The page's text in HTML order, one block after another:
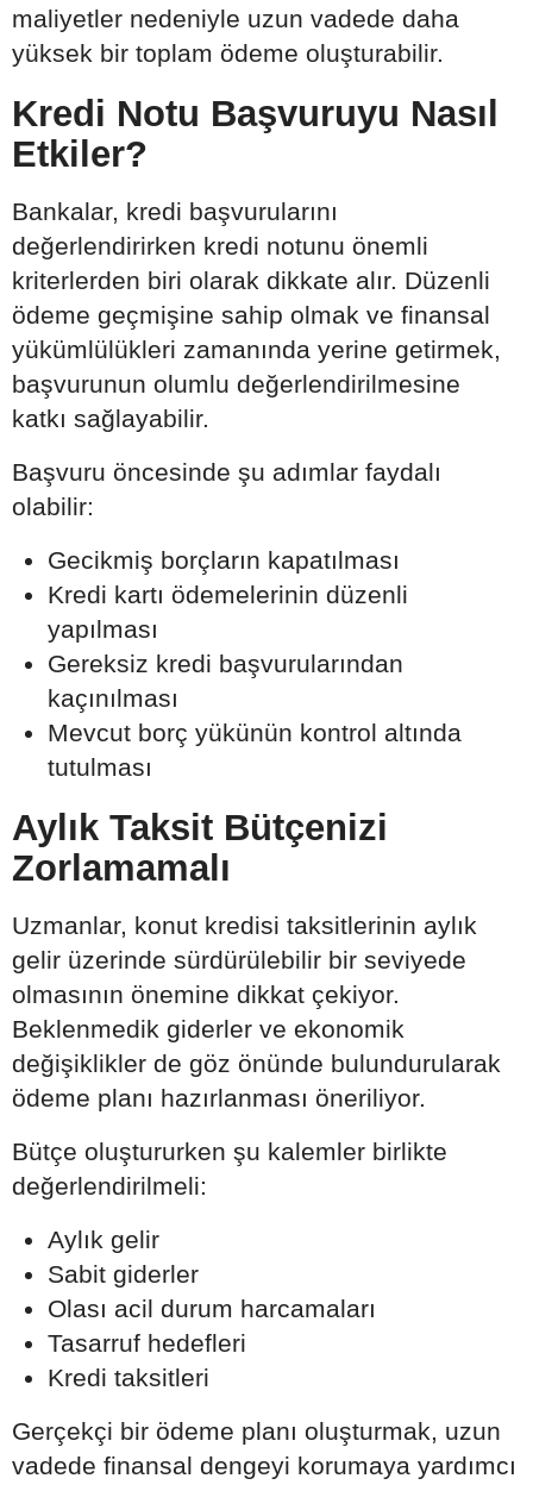
maliyetler nedeniyle uzun vadede daha
yüksek bir toplam ödeme oluşturabilir.
Kredi Notu Başvuruyu Nasıl
Etkiler?
Bankalar, kredi başvurularını
değerlendirirken kredi notunu önemli
kriterlerden biri olarak dikkate alır. Düzenli
ödeme geçmişine sahip olmak ve finansal
yükümlülükleri zamanında yerine getirmek,
başvurunun olumlu değerlendirilmesine
katkı sağlayabilir.
Başvuru öncesinde şu adımlar faydalı
olabilir:
Gecikmiş borçların kapatılması
Kredi kartı ödemelerinin düzenli
yapılması
Gereksiz kredi başvurularından
kaçınılması
Mevcut borç yükünün kontrol altında
tutulması
Aylık Taksit Bütçenizi
Zorlamamalı
Uzmanlar, konut kredisi taksitlerinin aylık
gelir üzerinde sürdürülebilir bir seviyede
olmasının önemine dikkat çekiyor.
Beklenmedik giderler ve ekonomik
değişiklikler de göz önünde bulundurularak
ödeme planı hazırlanması öneriliyor.
Bütçe oluştururken şu kalemler birlikte
değerlendirilmeli:
Aylık gelir
Sabit giderler
Olası acil durum harcamaları
Tasarruf hedefleri
Kredi taksitleri
Gerçekçi bir ödeme planı oluşturmak, uzun
vadede finansal dengeyi korumaya yardımcı